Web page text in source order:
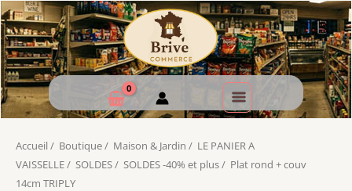
Accueil / Boutique/ Maison & Jardin / LE PANIER A
VAISSELLE/ SOLDES/ SOLDES -40% et plus/ Plat rond + couv
14cm TRIPLY